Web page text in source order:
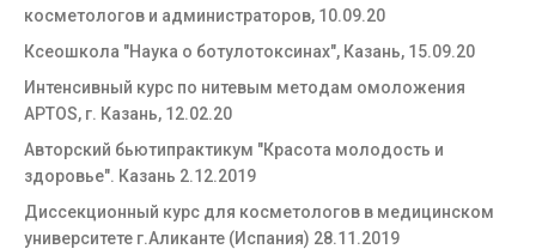
косметологов и администраторов, 10.09.20
Ксеошкола "Наука о ботулотоксинах", Казань, 15.09.20
Интенсивный курс по нитевым методам омоложения
APTOS, г. Казань, 12.02.20
Авторский бьютипрактикум "Красота молодость и
здоровье". Казань 2.12.2019
Диссекционный курс для косметологов в медицинском
университете г.Аликанте (Испания) 28.11.2019